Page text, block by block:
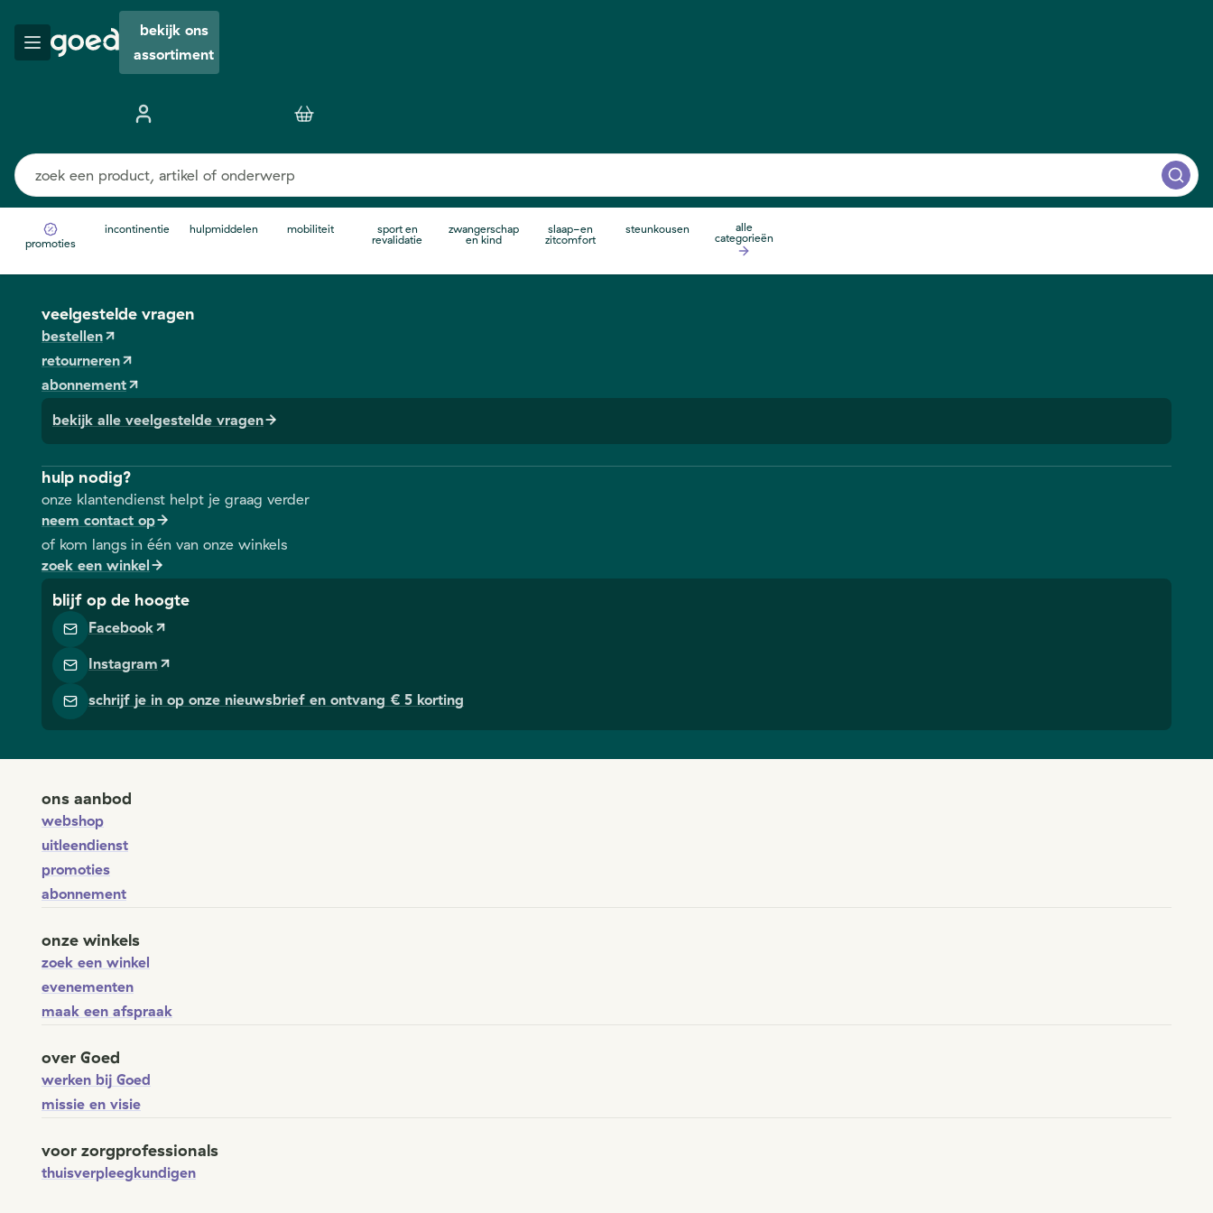
bekijk ons
assortiment
promoties
incontinentie hulpmiddelen mobiliteit
sport en
revalidatie
zwangerschap
en kind
slaap-en
zitcomfort
steunkousen
alle
categorieën
veelgestelde vragen
bestellen
retourneren
abonnement
bekijk alle veelgestelde vragen
hulp nodig?
onze klantendienst helpt je graag verder
neem contact op
of kom langs in één van onze winkels
zoek een winkel
blijf op de hoogte
Facebook
Instagram
schrijf je in op onze nieuwsbrief en ontvang € 5 korting
ons aanbod
webshop
uitleendienst
promoties
abonnement
onze winkels
zoek een winkel
evenementen
maak een afspraak
over Goed
werken bij Goed
missie en visie
voor zorgprofessionals
thuisverpleegkundigen